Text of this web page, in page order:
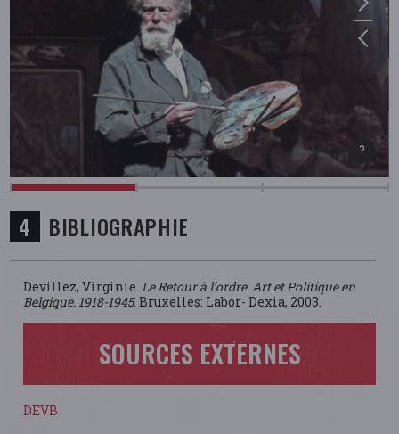
BIBLIOGRAPHIE
Devillez, Virginie. Le Retour à l’ordre. Art et Politique en
Belgique. 1918-1945. Bruxelles: Labor- Dexia, 2003.
SOURCES EXTERNES
DEVB